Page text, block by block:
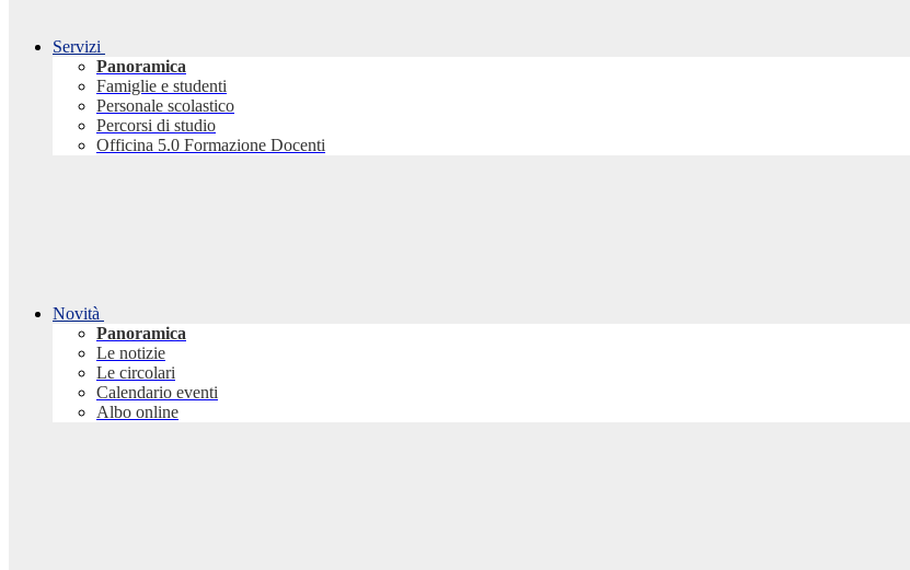
Servizi
Panoramica
Famiglie e studenti
Personale scolastico
Percorsi di studio
Officina 5.0 Formazione Docenti
Novità
Panoramica
Le notizie
Le circolari
Calendario eventi
Albo online